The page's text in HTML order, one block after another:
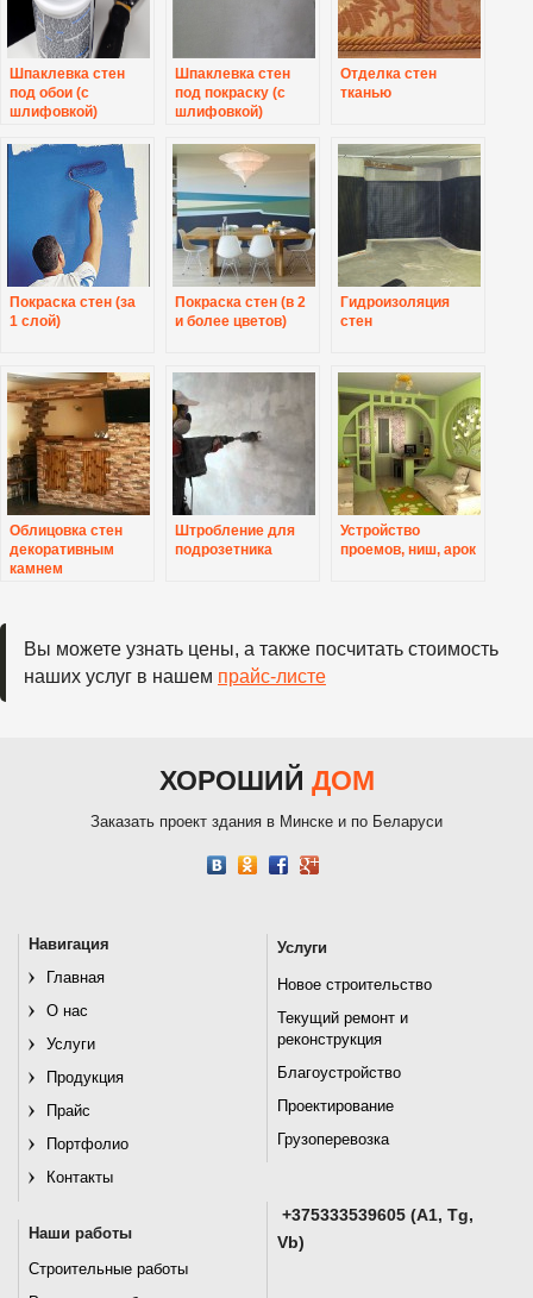
Шпаклевка стен
под обои (с
шлифовкой)
Шпаклевка стен
под покраску (с
шлифовкой)
Отделка стен
тканью
Покраска стен (за
1 слой)
Покраска стен (в 2
и более цветов)
Гидроизоляция
стен
Облицовка стен
декоративным
камнем
Штробление для
подрозетника
Устройство
проемов, ниш, арок
Вы можете узнать цены, а также посчитать стоимость
наших услуг в нашем прайс-листе
ХОРОШИЙ ДОМ
Заказать проект здания в Минске и по Беларуси
Навигация
Главная
О нас
Услуги
Продукция
Прайс
Портфолио
Контакты
Услуги
Новое строительство
Текущий ремонт и
реконструкция
Благоустройство
Проектирование
Грузоперевозка
Наши работы
Строительные работы
+375333539605 (A1, Tg,
Vb)